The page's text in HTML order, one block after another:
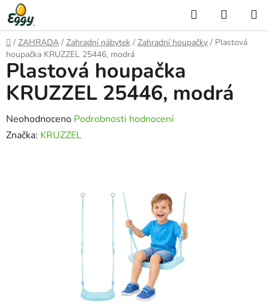
Přejít
na
obsah
Hledat
KOŠÍK
Domů
/ ZAHRADA / Zahradní nábytek / Zahradní houpačky / Plastová
houpačka KRUZZEL 25446, modrá
Plastová houpačka
KRUZZEL 25446, modrá
Průměrné
hodnocení
Neohodnoceno Podrobnosti hodnocení
Značka: KRUZZEL